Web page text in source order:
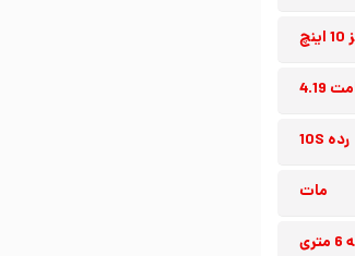
4.19
رده 10S
مات